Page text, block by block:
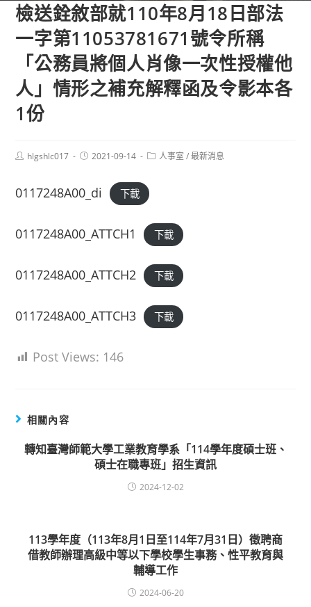
檢送銓敘部就110年8月18日部法
一字第11053781671號令所稱
「公務員將個人肖像一次性授權他
人」情形之補充解釋函及令影本各
1份
Posthlgshlc017
Post2021-09-14
Post人事室 / 最新消息
0117248A00_di 下載
0117248A00_ATTCH1 下載
0117248A00_ATTCH2 下載
0117248A00_ATTCH3 下載
Post Views: 146
相關內容
轉知臺灣師範大學工業教育學系「114學年度碩士班、
碩士在職專班」招生資訊
2024-12-02
113學年度（113年8月1日至114年7月31日）徵聘商
借教師辦理高級中等以下學校學生事務、性平教育與
輔導工作
2024-06-20